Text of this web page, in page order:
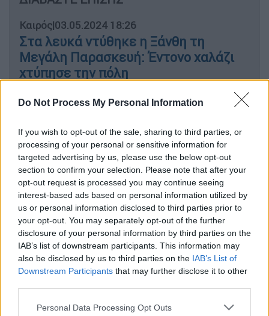
Do Not Process My Personal Information
If you wish to opt-out of the sale, sharing to third parties, or
processing of your personal or sensitive information for
targeted advertising by us, please use the below opt-out
section to confirm your selection. Please note that after your
opt-out request is processed you may continue seeing
interest-based ads based on personal information utilized by
us or personal information disclosed to third parties prior to
your opt-out. You may separately opt-out of the further
disclosure of your personal information by third parties on the
IAB’s list of downstream participants. This information may
also be disclosed by us to third parties on the IAB’s List of
Downstream Participants that may further disclose it to other
Please note that this website/app uses one or more Google
Personal Data Processing Opt Outs
Καιρός|03.05.2024 18:26
Στα λευκά ντύθηκε η Ξάνθη τη
Μεγάλη Παρασκευή: Έντονο χαλάζι
χτύπησε την πόλη
Καιρός|04.05.2024 06:57
βροχές και καταιγίδες - Με τι καιρό
θα σουβλίσουμε
Σύμφωνα με την πρόγνωση της ΕΜΥ, οι
άνεμοιστα δυτικά θα πνέουν βόρειοι
βορειοδυτικοί4 με 6 μποφόργρήγορα όμως
θα εξασθενήσουν και θα είναι μεταβλητοί
με 4 μποφόρ. Στα ανατολικά θα πνέουν από
βόρειες διευθύνσεις 4 με 6 και στο Αιγαίο
πρόσκαιρα τοπικά 7 μποφόρ.